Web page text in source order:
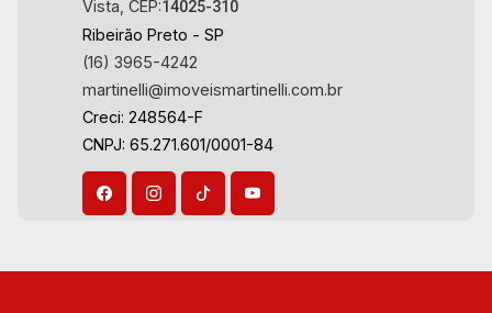
Vista, CEP:14025-310
Ribeirão Preto - SP
(16) 3965-4242
martinelli@imoveismartinelli.com.br
Creci: 248564-F
CNPJ: 65.271.601/0001-84